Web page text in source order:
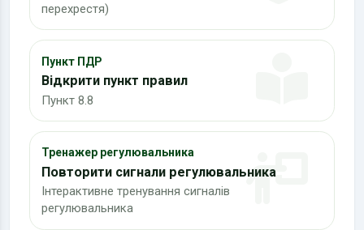
перехрестя)
Пункт ПДР
Відкрити пункт правил
Пункт 8.8
Тренажер регулювальника
Повторити сигнали регулювальника
Інтерактивне тренування сигналів
регулювальника